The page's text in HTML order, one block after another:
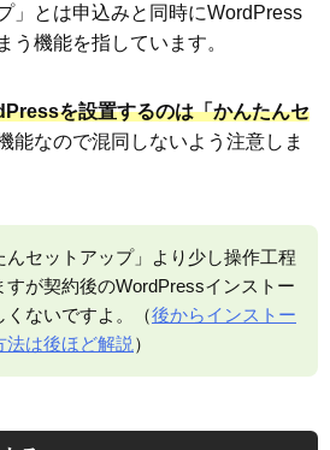
」とは申込みと同時にWordPress
う機能を指しています。
を設置するのは「かんたんセ
能なので混同しないよう注意しま
んセットアップ」より少し操作工程
すが契約後のWordPressインストー
くないですよ。（後からインストー
法は後ほど解説 ）